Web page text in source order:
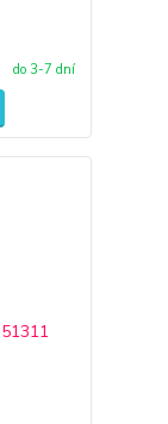
do 3-7 dní